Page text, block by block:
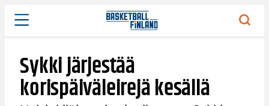
Siirry
sisältöön
Sykki järjestää
korispäiväleirejä kesällä